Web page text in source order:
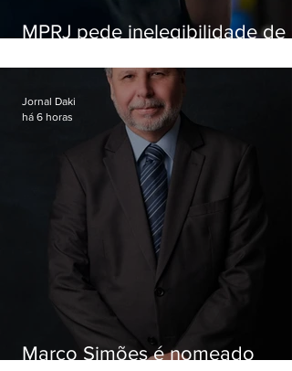
MPRJ pede inelegibilidade de
Marco Simões é nomeado
Jornal Daki
há 6 horas